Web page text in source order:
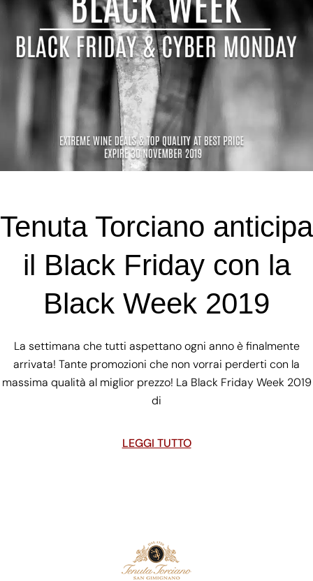
Tenuta Torciano anticipa
il Black Friday con la
Black Week 2019
La settimana che tutti aspettano ogni anno è finalmente
arrivata! Tante promozioni che non vorrai perderti con la
massima qualità al miglior prezzo! La Black Friday Week 2019
di
LEGGI TUTTO